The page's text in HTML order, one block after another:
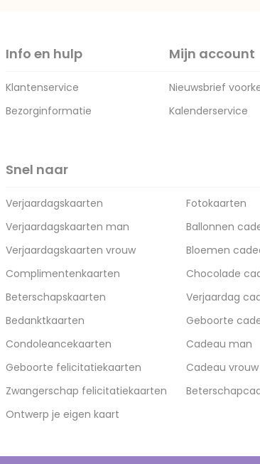
Info en hulp
Klantenservice
Bezorginformatie
Mijn account
Nieuwsbrief
Kalenderservice
Snel naar
Verjaardagskaarten
Verjaardagskaarten man
Verjaardagskaarten vrouw
Complimentenkaarten
Beterschapskaarten
Bedanktkaarten
Condoleancekaarten
Geboorte felicitatiekaarten
Zwangerschap felicitatiekaarten
Ontwerp je eigen kaart
Fotokaarten
Ballonnen
Bloemen
Chocolade
Verjaardag
Geboorte
Cadeau man
Cadeau vrouw